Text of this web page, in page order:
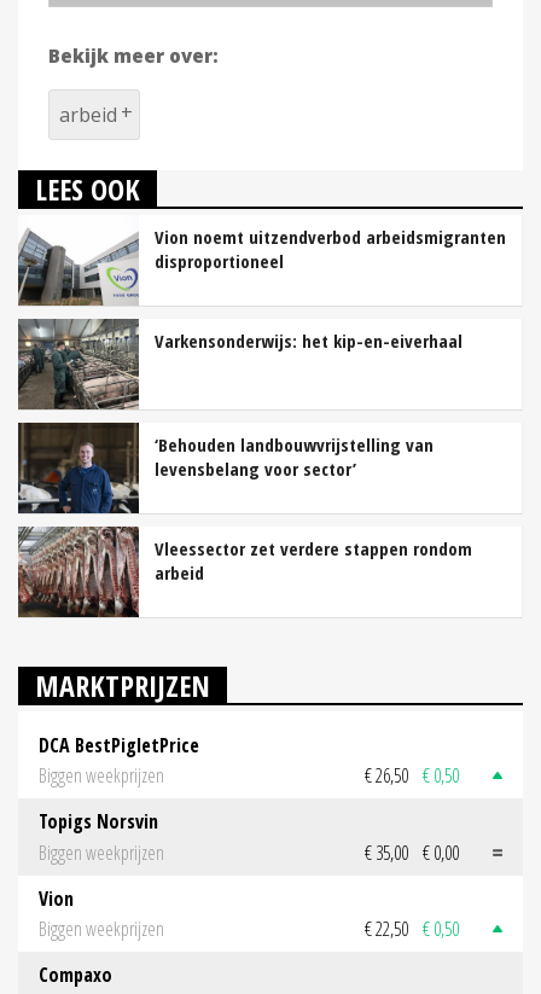
Bekijk meer over:
arbeid
LEES OOK
Vion noemt uitzendverbod arbeidsmigranten
disproportioneel
Varkensonderwijs: het kip-en-eiverhaal
‘Behouden landbouwvrijstelling van
levensbelang voor sector’
Vleessector zet verdere stappen rondom
arbeid
MARKTPRIJZEN
DCA BestPigletPrice
Biggen weekprijzen
€ 26,50 € 0,50
Topigs Norsvin
Biggen weekprijzen
€ 35,00 € 0,00
Vion
Biggen weekprijzen
€ 22,50 € 0,50
Compaxo